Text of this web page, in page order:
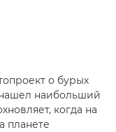
о бурых
наибольший
когда на
планете